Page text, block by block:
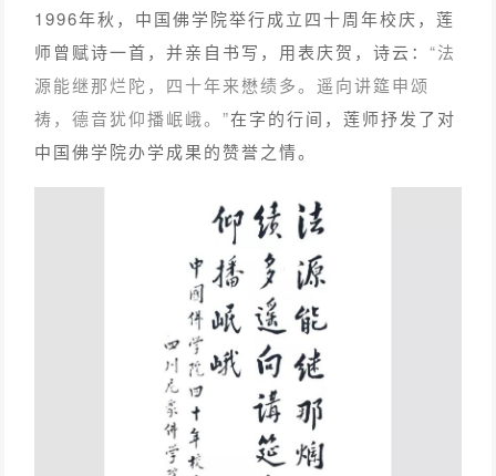
1996年秋，中国佛学院举行成立四十周年校庆，莲
师曾赋诗一首，并亲自书写，用表庆贺，诗云：“法
源能继那烂陀，四十年来懋绩多。遥向讲筵申颂
祷，德音犹仰播岷峨。”在字的行间，莲师抒发了对
中国佛学院办学成果的赞誉之情。